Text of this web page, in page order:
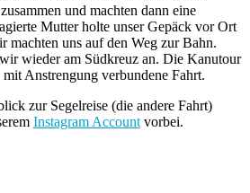
und machten dann eine
Mutter holte unser Gepäck vor Ort
machten uns auf den Weg zur Bahn.
wieder am Südkreuz an. Die Kanutour
Anstrengung verbundene Fahrt.
zur Segelreise (die andere Fahrt)
Instagram Account vorbei.